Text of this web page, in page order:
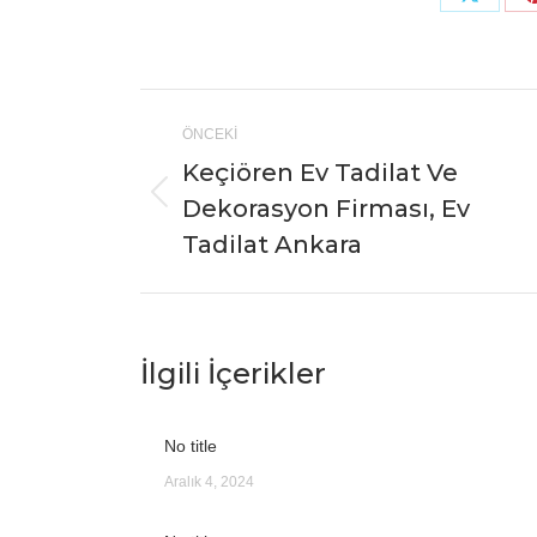
Share
Post
navigation
ÖNCEKI
Önceki
yazı:
Keçiören Ev Tadilat Ve
Dekorasyon Firması, Ev
Tadilat Ankara
İlgili İçerikler
No title
Aralık 4, 2024